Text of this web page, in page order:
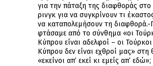
για την πάταξη της διαφθοράς στο
ρινγκ για να συγκρίνουν τι
να καταπολεμήσουν τη
φτάσαμε από το σύνθημα «οι
Κύπρου είναι αδελφοί – οι
Κύπρου δεν είναι εχθροί μας» στη
«εκείνοι απ’ εκεί κι εμείς απ’ εδώ»;